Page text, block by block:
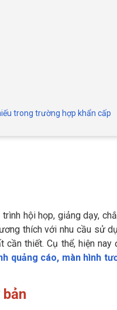
trong trường hợp khẩn cấp
hội họp, giảng dạy,
thích với nhu cầu sử
thiết. Cụ thể, hiện
quảng cáo, màn hình